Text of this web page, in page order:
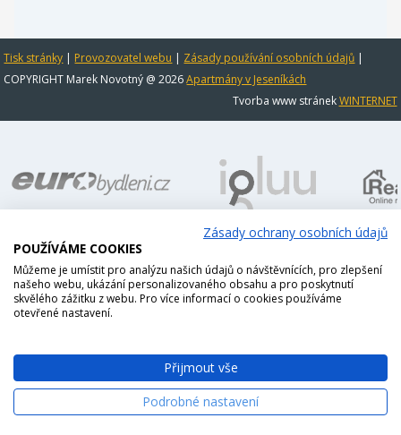
Tisk stránky | Provozovatel webu | Zásady používání osobních údajů |
COPYRIGHT Marek Novotný @ 2026Apartmány v Jeseníkách
Tvorba www stránekWINTERNET
Zásady ochrany osobních údajů
POUŽÍVÁME COOKIES
Můžeme je umístit pro analýzu našich údajů o návštěvnících, pro zlepšení
našeho webu, ukázání personalizovaného obsahu a pro poskytnutí
skvělého zážitku z webu. Pro více informací o cookies používáme
otevřené nastavení.
Přijmout vše
Podrobné nastavení